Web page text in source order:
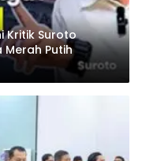
Kritik Suroto
Putih